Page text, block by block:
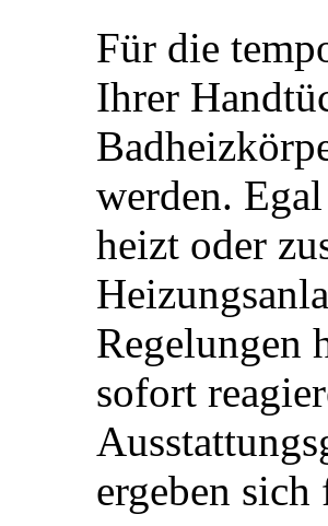
Für die
Ihrer
werden.
heizt oder
Regelungen
sofort
ergeben